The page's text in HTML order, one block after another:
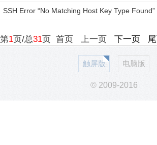
SSH Error “No Matching Host Key Type Found”
第1页/总31页 首页 上一页 下一页
触屏版 电脑版
© 2009-2016